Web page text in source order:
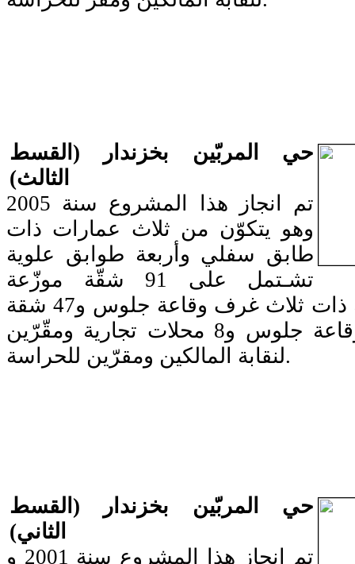
حي المربّين بخزندار (القسط
الثالث)
تم انجاز هذا المشروع سنة 2005
وهو يتكوّن من ثلاث عمارات ذات
طابق سفلي وأربعة طوابق علوية
تشـتمل على 91 شقّة موزّعة
كالآتي:44 شقة ذات ثلاث غرف وقاعة جلوس و47 شقة
ذات غرفتين وقاعة جلوس و8 محلات تجارية ومقّرّين
لنقابة المالكين ومقرّين للحراسة.
حي المربّين بخزندار (القسط
الثاني)
تم انجاز هذا المشروع سنة 2001 و